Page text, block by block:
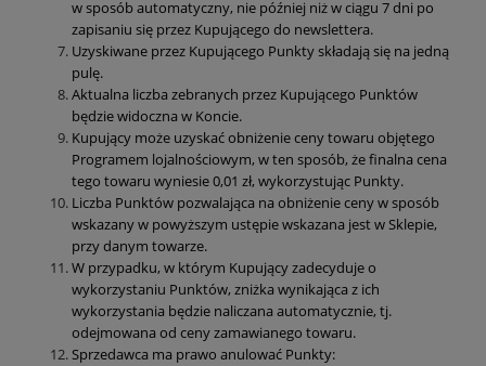
w sposób automatyczny, nie później niż w ciągu 7 dni po
zapisaniu się przez Kupującego do newslettera.
Uzyskiwane przez Kupującego Punkty składają się na jedną
pulę.
Aktualna liczba zebranych przez Kupującego Punktów
będzie widoczna w Koncie.
Kupujący może uzyskać obniżenie ceny towaru objętego
Programem lojalnościowym, w ten sposób, że finalna cena
tego towaru wyniesie 0,01 zł, wykorzystując Punkty.
Liczba Punktów pozwalająca na obniżenie ceny w sposób
wskazany w powyższym ustępie wskazana jest w Sklepie,
przy danym towarze.
W przypadku, w którym Kupujący zadecyduje o
wykorzystaniu Punktów, zniżka wynikająca z ich
wykorzystania będzie naliczana automatycznie, tj.
odejmowana od ceny zamawianego towaru.
Sprzedawca ma prawo anulować Punkty: